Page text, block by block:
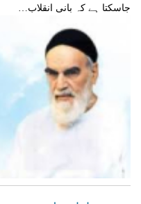
جاسکتا ہے کہ بانی انقلاب…